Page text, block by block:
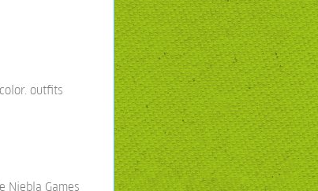
outfits
Niebla Games